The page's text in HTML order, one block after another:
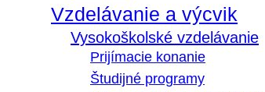
Vzdelávanie a výcvik
Vysokoškolské vzdelávanie
Prijímacie konanie
Študijné programy